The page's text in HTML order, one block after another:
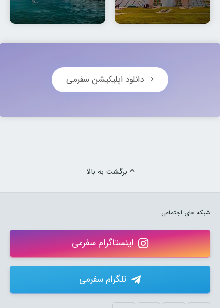
دانلود اپلیکیشن سفرمی
شبکه های اجتماعی
اینستاگرام سفرمی
تلگرام سفرمی